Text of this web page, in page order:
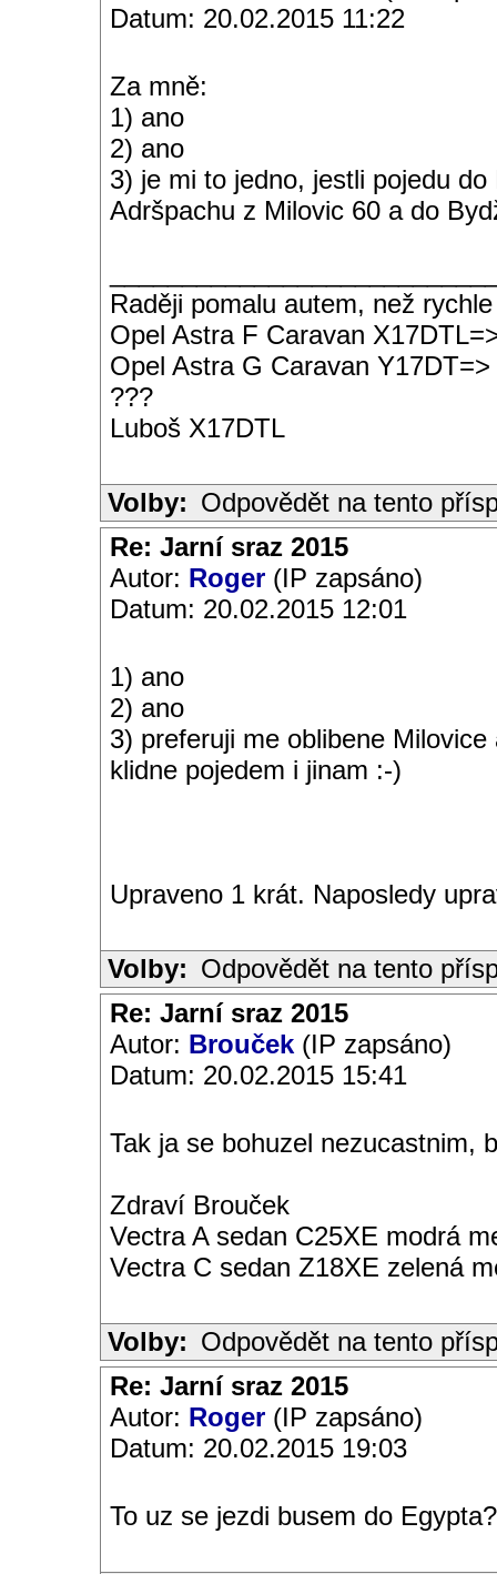
Datum: 20.02.2015 11:22
Za mně:
1) ano
2) ano
3) je mi to jedno, jestli pojedu
Adršpachu z Milovic 60 a do
Raději pomalu autem, než
Opel Astra F Caravan
Opel Astra G Caravan Y17DT=>
???
Luboš X17DTL
Volby: Odpovědět na tento
Re: Jarní sraz 2015
Autor: Roger (IP zapsáno)
Datum: 20.02.2015 12:01
1) ano
2) ano
3) preferuji me oblibene
klidne pojedem i jinam :-)
Upraveno 1 krát. Naposledy
Volby: Odpovědět na tento
Re: Jarní sraz 2015
Autor: Brouček (IP zapsáno)
Datum: 20.02.2015 15:41
Tak ja se bohuzel nezucastnim,
Zdraví Brouček
Vectra A sedan C25XE modrá
Vectra C sedan Z18XE zelená
Volby: Odpovědět na tento
Re: Jarní sraz 2015
Autor: Roger (IP zapsáno)
Datum: 20.02.2015 19:03
To uz se jezdi busem do